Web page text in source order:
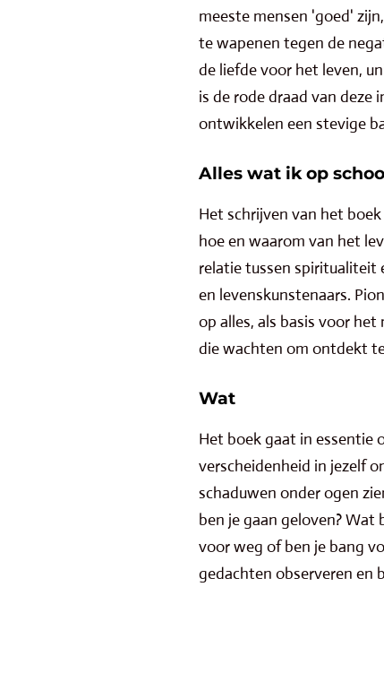
meeste mensen 'goed'
te wapenen tegen de
de liefde voor het leven,
is de rode draad van
ontwikkelen een stevige
Alles wat ik op
Het schrijven van het
hoe en waarom van het
relatie tussen spiritualiteit
en levenskunstenaars.
op alles, als basis voor
die wachten om ontdekt
Wat
Het boek gaat in essentie
verscheidenheid in jezelf
schaduwen onder ogen
ben je gaan geloven?
voor weg of ben je bang
gedachten observeren en